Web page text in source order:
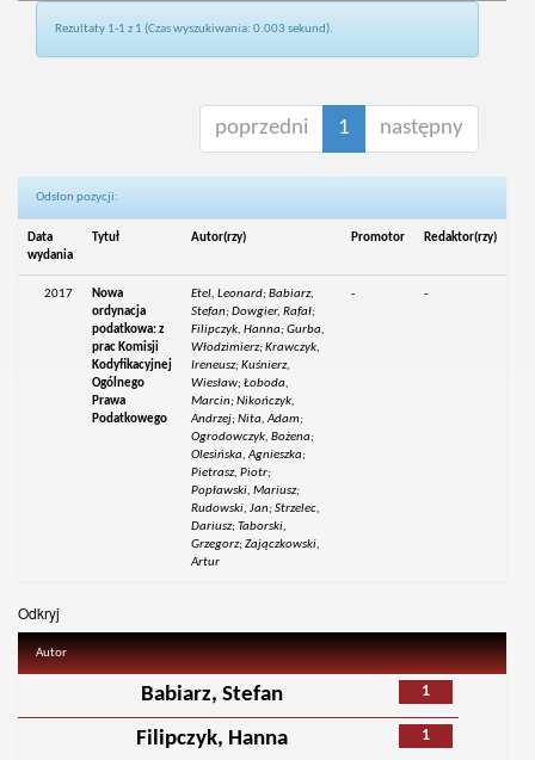
Rezultaty 1-1 z 1 (Czas wyszukiwania: 0.003 sekund).
poprzedni 1 następny
Odsłon pozycji:
Data
wydania
Tytuł Autor(rzy) Promotor Redaktor(rzy)
2017
Nowa
ordynacja
podatkowa: z
prac Komisji
Kodyfikacyjnej
Ogólnego
Prawa
Podatkowego
Etel, Leonard; Babiarz,
Stefan; Dowgier, Rafał;
Filipczyk, Hanna; Gurba,
Włodzimierz; Krawczyk,
Ireneusz; Kuśnierz,
Wiesław; Łoboda,
Marcin; Nikończyk,
Andrzej; Nita, Adam;
Ogrodowczyk, Bożena;
Olesińska, Agnieszka;
Pietrasz, Piotr;
Popławski, Mariusz;
Rudowski, Jan; Strzelec,
Dariusz; Taborski,
Grzegorz; Zajączkowski,
Artur
- -
Odkryj
Autor
1
Babiarz, Stefan
1
Filipczyk, Hanna